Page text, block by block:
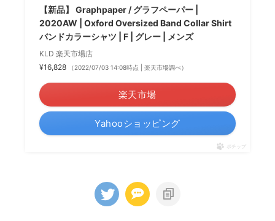
【新品】 Graphpaper / グラフペーパー |
2020AW | Oxford Oversized Band Collar Shirt
バンドカラーシャツ | F | グレー | メンズ
KLD 楽天市場店
¥16,828
（2022/07/03 14:08時点 | 楽天市場調べ）
楽天市場
Yahooショッピング
ポチップ